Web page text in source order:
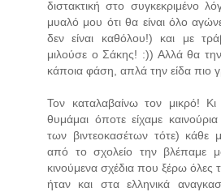
διστακτική στο συγκεκριμένο
μυαλό μου ότι θα είναι όλο
δεν είναι καθόλου!) και με
μιλούσε ο Σάκης! :)) Αλλά θα
κάποια φάση, απλά την είδα πιο
Τον καταλαβαίνω τον μικρό!
θυμάμαι όποτε είχαμε
των βιντεοκασέτων τότε) κάθε
από το σχολείο την βλέπαμε
κινούμενα σχέδια που ξέρω όλες
ήταν και στα ελληνικά